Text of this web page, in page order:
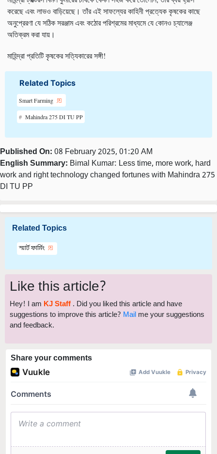
করেছে এবং লাভও বাড়িয়েছে। তাঁর এই সাফল্যের কাহিনী প্রত্যেক কৃষকের কাছে
অনুপ্রেরণা যে সঠিক সরঞ্জাম এবং কঠোর পরিশ্রমের মাধ্যমে যে কোনও চ্যালেঞ্জ
অতিক্রম করা যায়।
মাহিন্দ্রা প্রতিটি কৃষকের সত্যিকারের সঙ্গী!
Related Topics
Smart Farming
Mahindra 275 DI TU PP
Published On: 08 February 2025, 01:20 AM
English Summary: Bimal Kumar: Less time, more work, hard
work and right technology changed fortunes with Mahindra 275
DI TU PP
Related Topics
স্মার্ট ফার্মিং
Like this article?
Hey! I am KJ Staff . Did you liked this article and have
suggestions to improve this article? Mail me your suggestions
and feedback.
Share your comments